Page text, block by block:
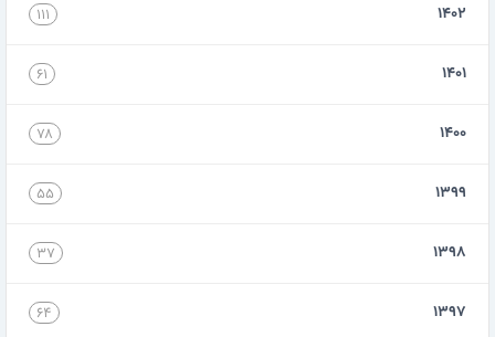
۱۴۰۲ ۱۱۱
۱۴۰۱ ۶۱
۱۴۰۰ ۷۸
۱۳۹۹ ۵۵
۱۳۹۸ ۳۷
۱۳۹۷ ۶۴